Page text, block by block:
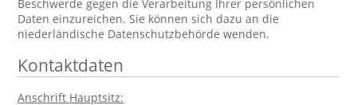
Beschwerde gegen die Verarbeitung Ihrer persönlichen
Daten einzureichen. Sie können sich dazu an die
niederländische Datenschutzbehörde wenden.
Kontaktdaten
Anschrift Hauptsitz: